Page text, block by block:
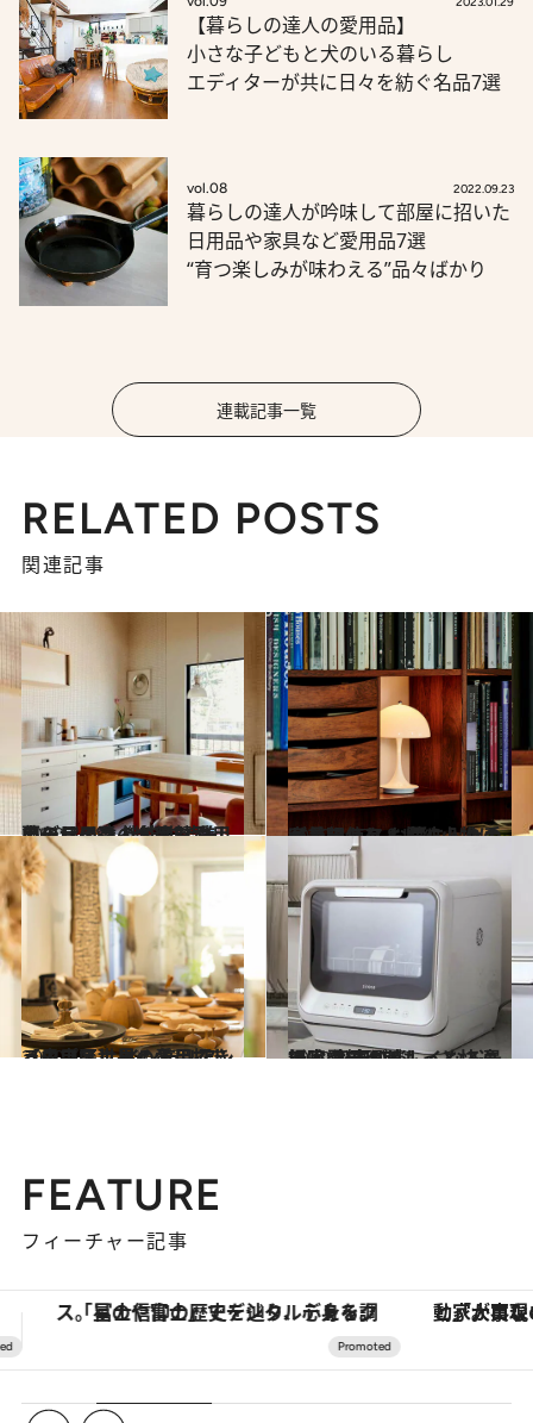
【暮らしの達人の愛用品】
小さな子どもと犬のいる暮らし
エディターが共に日々を紡ぐ名品7選
vol.08 2022.09.23
暮らしの達人が吟味して部屋に招いた
日用品や家具など愛用品7選
“育つ楽しみが味わえる”品々ばかり
連載記事一覧
RELATED POSTS
関連記事
2020.3.28
暮らしの達人が絶賛愛用中の日用品 機能的で美しいデザインの名品7点
ライフスタイル 2020.4.27
審美眼あり！ 暮らし上手が長年使う お気に入りのインテリア＆収納小物は
ライフスタイル
2020.1.2
【中央区】長く愛用できる日用品！ インテリアショップで世界の名品探し
ライフスタイル 2020.3.31
掃除や料理がもっと快適に！ 家事が楽しくなる最新家電BEST5
ライフスタイル
FEATURE
フィーチャー記事
「大事なのは地域の意識を変えること」。ロレックス賞受賞の自然保護活動家が実現させたナイジェリアの自然環境の復活 【夏限定ディナーコース】旬を